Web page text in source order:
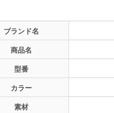
ブランド名
商品名
型番
カラー
素材